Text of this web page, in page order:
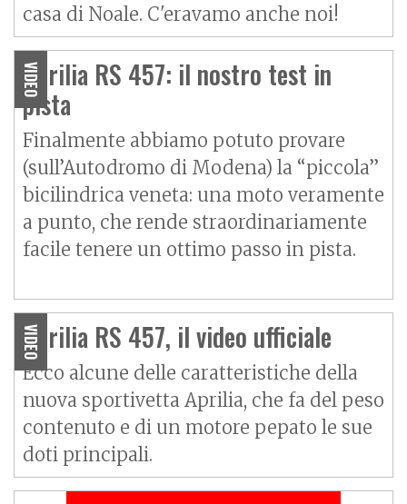
casa di Noale. C'eravamo anche noi!
VIDEO
Aprilia RS 457: il nostro test in
pista
Finalmente abbiamo potuto provare
(sull’Autodromo di Modena) la “piccola”
bicilindrica veneta: una moto veramente
a punto, che rende straordinariamente
facile tenere un ottimo passo in pista.
VIDEO
Aprilia RS 457, il video ufficiale
Ecco alcune delle caratteristiche della
nuova sportivetta Aprilia, che fa del peso
contenuto e di un motore pepato le sue
doti principali.